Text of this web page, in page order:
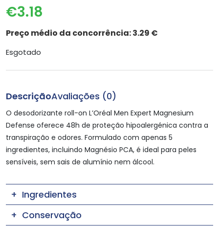
€3.18
Preço médio da concorrência:3.29 €
Esgotado
DescriçãoAvaliações (0)
O desodorizante roll-on L’Oréal Men Expert Magnesium
Defense oferece 48h de proteção hipoalergénica contra a
transpiração e odores. Formulado com apenas 5
ingredientes, incluindo Magnésio PCA, é ideal para peles
sensíveis, sem sais de alumínio nem álcool.
Ingredientes
Conservação